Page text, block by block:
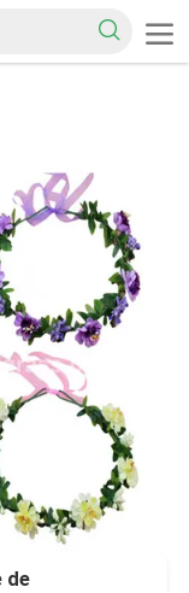
de